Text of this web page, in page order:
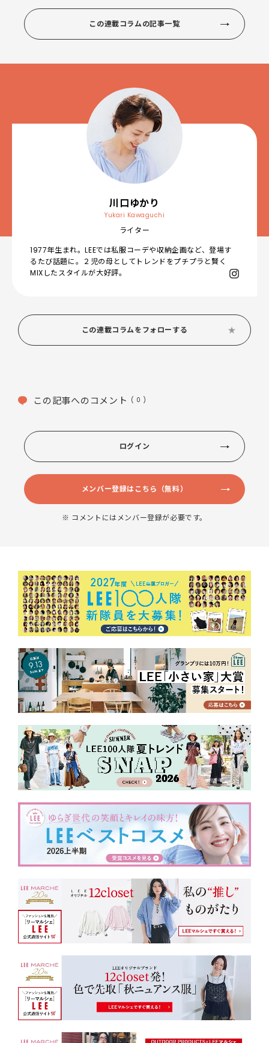
この連載コラムの記事一覧
川口ゆかり
Yukari Kawaguchi
ライター
1977年生まれ。LEEでは私服コーデや収納企画など、登場す
るたび話題に。２児の母としてトレンドをプチプラと賢く
MIXしたスタイルが大好評。
この連載コラムをフォローする
この記事へのコメント ( 0 )
ログイン
メンバー登録はこちら（無料）
※ コメントにはメンバー登録が必要です。